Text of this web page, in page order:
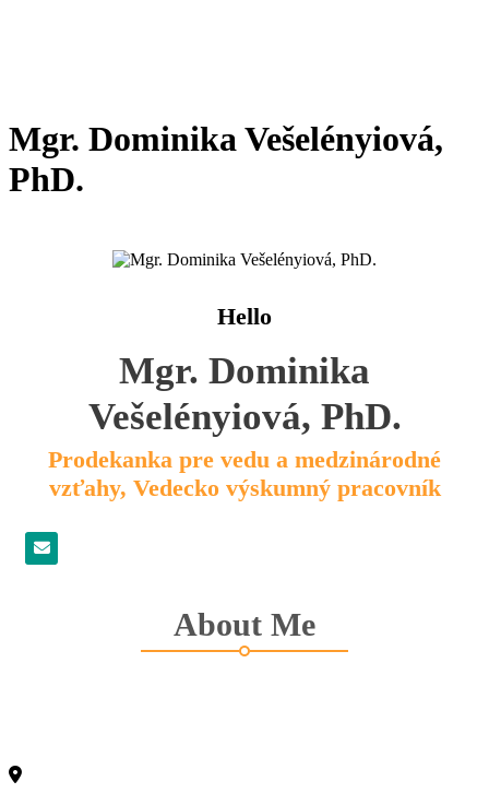
Mgr. Dominika Vešelényiová,
PhD.
Hello
Mgr. Dominika
Vešelényiová, PhD.
Prodekanka pre vedu a medzinárodné
vzťahy, Vedecko výskumný pracovník
About Me